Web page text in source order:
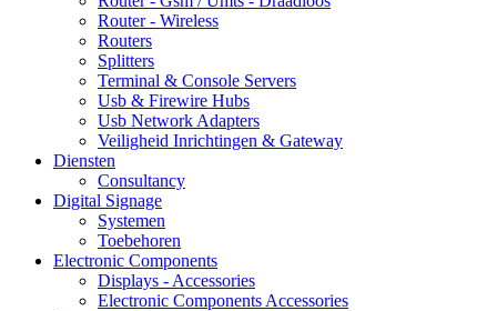
Router - Wireless
Routers
Splitters
Terminal & Console Servers
Usb & Firewire Hubs
Usb Network Adapters
Veiligheid Inrichtingen & Gateway
Diensten
Consultancy
Digital Signage
Systemen
Toebehoren
Electronic Components
Displays - Accessories
Electronic Components Accessories